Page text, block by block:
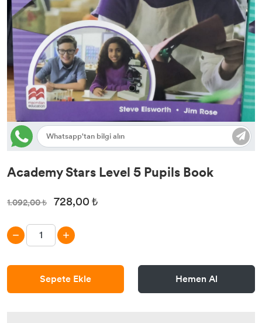
Academy Stars Level 5 Pupils Book
1.092,00 ₺ 728,00 ₺
Sepete Ekle Hemen Al
İngilizce Dil Eğitimi